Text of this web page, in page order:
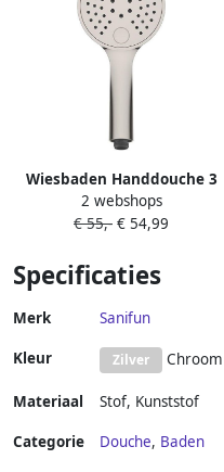
Wiesbaden Handdouche 3
Standen Kunststof
Geborsteld Staal
2 webshops
€ 55,- € 54,99
Specificaties
Merk Sanifun
Kleur Zilver Chroom
Materiaal Stof, Kunststof
Categorie Douche, Baden